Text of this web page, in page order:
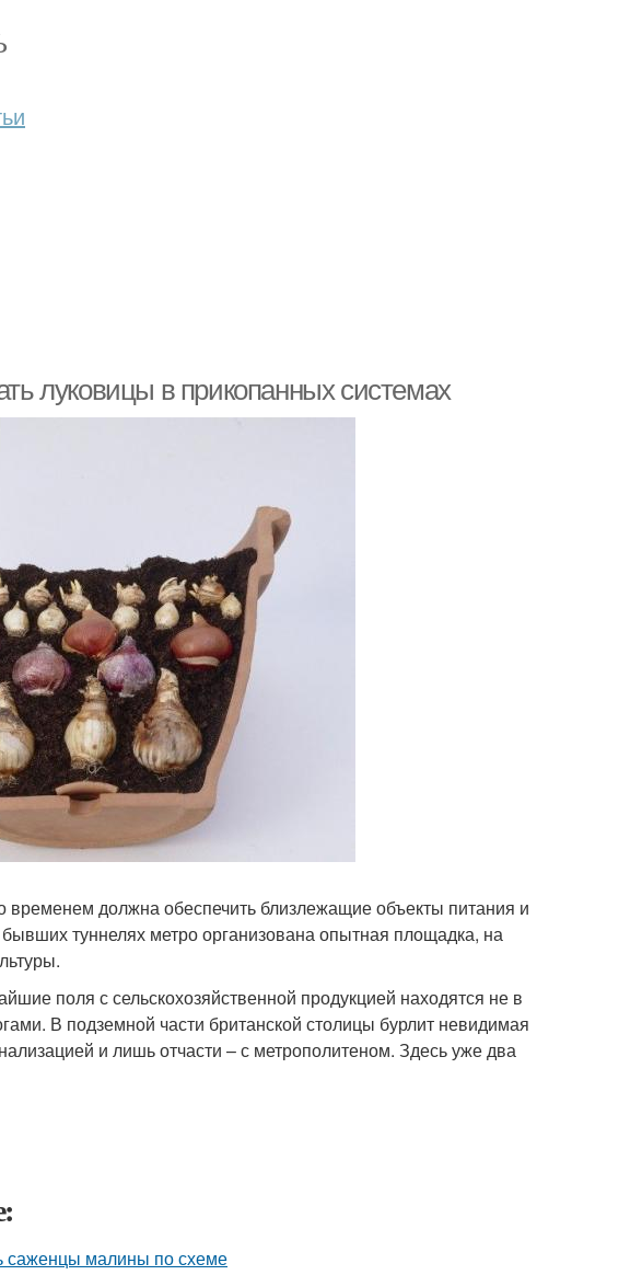
луковицы в прикопанных системах
должна обеспечить близлежащие объекты питания и
туннелях метро организована опытная площадка, на
поля с сельскохозяйственной продукцией находятся не в
В подземной части британской столицы бурлит невидимая
и лишь отчасти – с метрополитеном. Здесь уже два
саженцы малины по схеме